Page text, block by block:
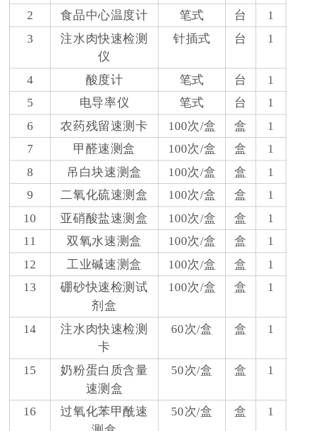
2 食品中心温度计 笔式 台
1
3
注水肉快速检测
仪
针插式 台 1
4 酸度计 笔式 台
1
5
电导率仪 笔式 台
1
6
农药残留速测卡 100次/盒 盒
1
7
甲醛速测盒 100次/盒 盒
1
8
吊白块速测盒 100次/盒 盒
1
9
二氧化硫速测盒 100次/盒 盒
1
10
亚硝酸盐速测盒 100次/盒 盒
1
11
双氧水速测盒 100次/盒 盒
1
12
工业碱速测盒 100次/盒 盒
1
13
硼砂快速检测试
剂盒
100次/盒 盒 1
14
注水肉快速检测
卡
60次/盒 盒 1
15
奶粉蛋白质含量
速测盒
50次/盒 盒 1
16 过氧化苯甲酰速 50次/盒 盒 1